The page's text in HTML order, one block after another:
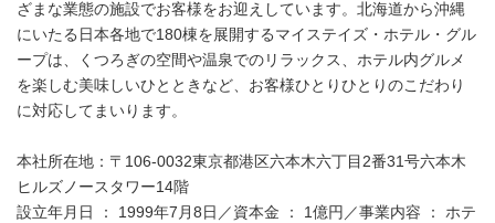
ざまな業態の施設でお客様をお迎えしています。北海道から沖縄
にいたる日本各地で180棟を展開するマイステイズ・ホテル・グル
ープは、くつろぎの空間や温泉でのリラックス、ホテル内グルメ
を楽しむ美味しいひとときなど、お客様ひとりひとりのこだわり
に対応してまいります。
本社所在地：〒106-0032東京都港区六本木六丁目2番31号六本木
ヒルズノースタワー14階
設立年月日 ： 1999年7月8日／資本金 ： 1億円／事業内容 ： ホテ